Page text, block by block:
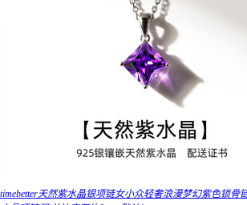
timebetter天然紫水晶银项链女小众轻奢浪漫梦幻紫色锁骨